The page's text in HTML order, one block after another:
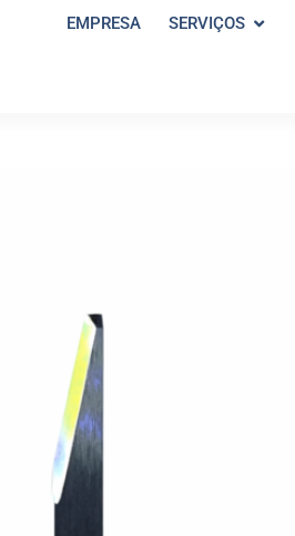
EMPRESA SERVIÇOS